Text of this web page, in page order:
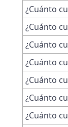
¿Cuánto
¿Cuánto
¿Cuánto
¿Cuánto
¿Cuánto
¿Cuánto
¿Cuánto